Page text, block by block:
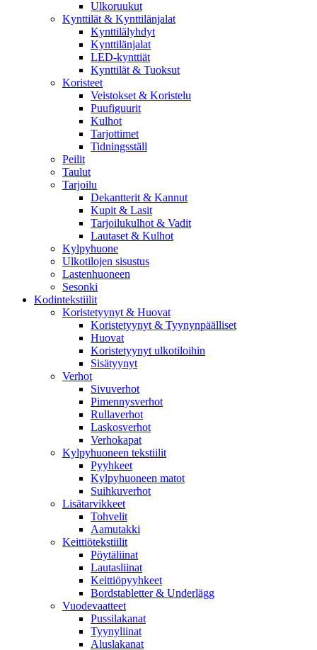
Ulkoruukut
Kynttilät & Kynttilänjalat
Kynttilälyhdyt
Kynttilänjalat
LED-kynttiät
Kynttilät & Tuoksut
Koristeet
Veistokset & Koristelu
Puufiguurit
Kulhot
Tarjottimet
Tidningsställ
Peilit
Taulut
Tarjoilu
Dekantterit & Kannut
Kupit & Lasit
Tarjoilukulhot & Vadit
Lautaset & Kulhot
Kylpyhuone
Ulkotilojen sisustus
Lastenhuoneen
Sesonki
Kodintekstiilit
Koristetyynyt & Huovat
Koristetyynyt & Tyynynpäälliset
Huovat
Koristetyynyt ulkotiloihin
Sisätyynyt
Verhot
Sivuverhot
Pimennysverhot
Rullaverhot
Laskosverhot
Verhokapat
Kylpyhuoneen tekstiilit
Pyyhkeet
Kylpyhuoneen matot
Suihkuverhot
Lisätarvikkeet
Tohvelit
Aamutakki
Keittiötekstiilit
Pöytäliinat
Lautasliinat
Keittiöpyyhkeet
Bordstabletter & Underlägg
Vuodevaatteet
Pussilakanat
Tyynyliinat
Aluslakanat